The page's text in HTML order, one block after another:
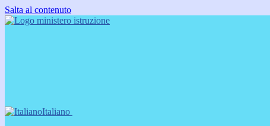
Salta al contenuto
Italiano